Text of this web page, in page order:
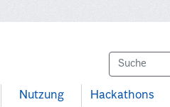
Nutzung Hackathons